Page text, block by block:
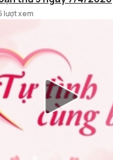
lượt xem